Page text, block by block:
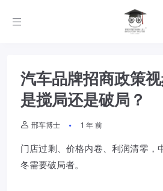
汽车品牌招商政策视
是搅局还是破局？
邢车博士 1 年 前
门店过剩、价格内卷、利润清零，
冬需要破局者。